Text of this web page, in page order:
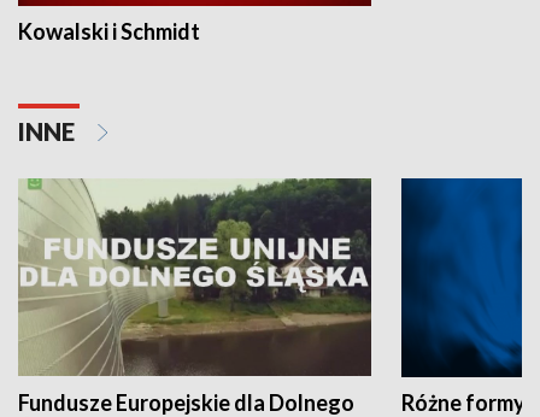
Kowalski i Schmidt
INNE
Fundusze Europejskie dla Dolnego
Różne formy